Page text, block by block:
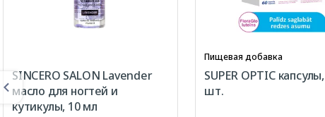
SINCERO SALON Lavender
масло для ногтей и
кутикулы, 10 мл
Пищевая добавка
SUPER OPTIC
шт.